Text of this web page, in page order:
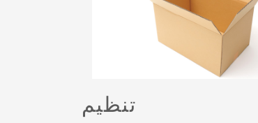
تنظیم